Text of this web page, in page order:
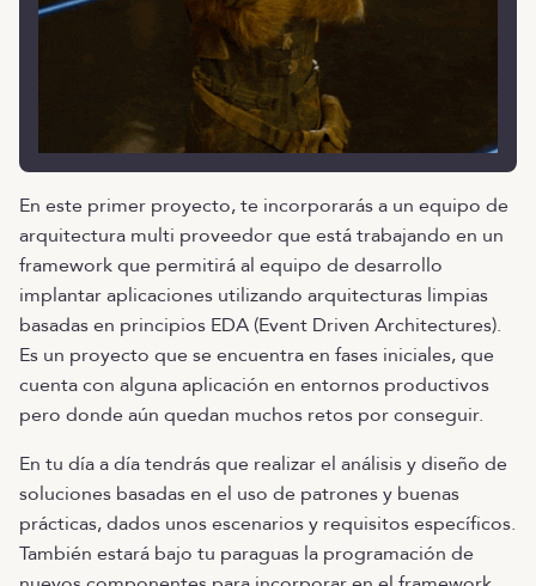
En este primer proyecto, te incorporarás a un equipo de
arquitectura multi proveedor que está trabajando en un
framework que permitirá al equipo de desarrollo
implantar aplicaciones utilizando arquitecturas limpias
basadas en principios EDA (Event Driven Architectures).
Es un proyecto que se encuentra en fases iniciales, que
cuenta con alguna aplicación en entornos productivos
pero donde aún quedan muchos retos por conseguir.
En tu día a día tendrás que realizar el análisis y diseño de
soluciones basadas en el uso de patrones y buenas
prácticas, dados unos escenarios y requisitos específicos.
También estará bajo tu paraguas la programación de